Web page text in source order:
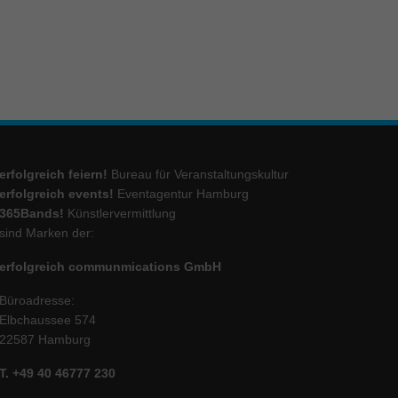
erfolgreich feiern! Bureau für Veranstaltungskultur
erfolgreich events! Eventagentur Hamburg
365Bands! Künstlervermittlung
sind Marken der:
erfolgreich communmications GmbH
Büroadresse:
Elbchaussee 574
22587 Hamburg
T. +49 40 46777 230
Externe Medien